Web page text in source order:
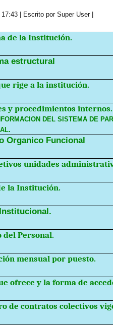
Escrito por Super User|
de la Institución.
estructural
rige a la institución.
y procedimientos internos.
DEL SISTEMA DE
Organico Funcional
unidades
la Institución.
Personal.
mensual por puesto.
ofrece y la forma de
de contratos colectivos